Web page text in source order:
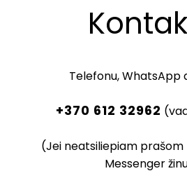
Telefonu, WhatsApp
+370 612 32962
(Jei neatsiliepiam prašom
Messenger